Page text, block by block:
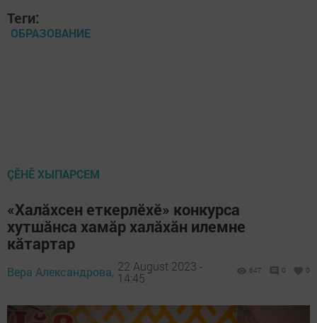
Теги:
ОБРАЗОВАНИЕ
ÇӖНӖ ХЫПАРСЕМ
«Халăхсен еткерлӗхӗ» конкурса
хутшăнса хамăр халăхăн илемне
кăтартар
Вера Александрова, 22 August 2023 -
14:45
647 0 0